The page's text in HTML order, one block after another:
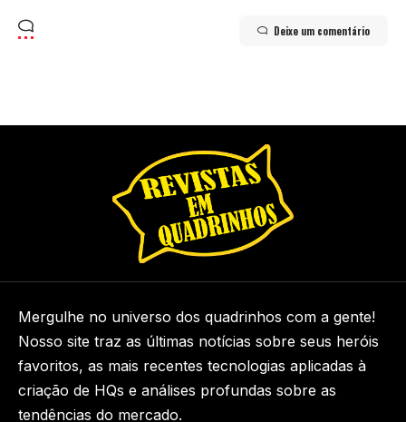
Deixe um comentário
Mergulhe no universo dos quadrinhos com a gente!
Nosso site traz as últimas notícias sobre seus heróis
favoritos, as mais recentes tecnologias aplicadas à
criação de HQs e análises profundas sobre as
tendências do mercado.